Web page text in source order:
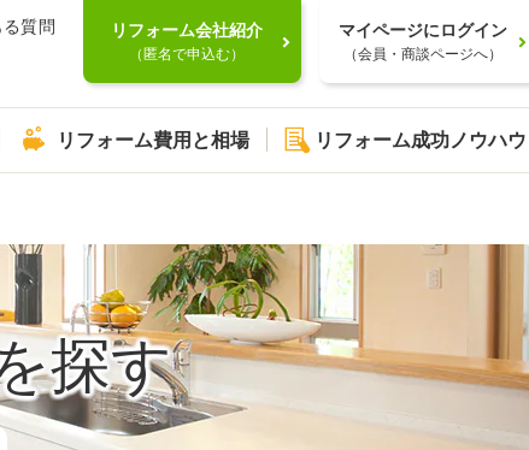
質問 リフォーム会社紹介
（匿名で申込む）
マイページにログイン
（会員・商談ページへ）
リフォーム費用と相場 リフォーム成功ノウハウ
探す